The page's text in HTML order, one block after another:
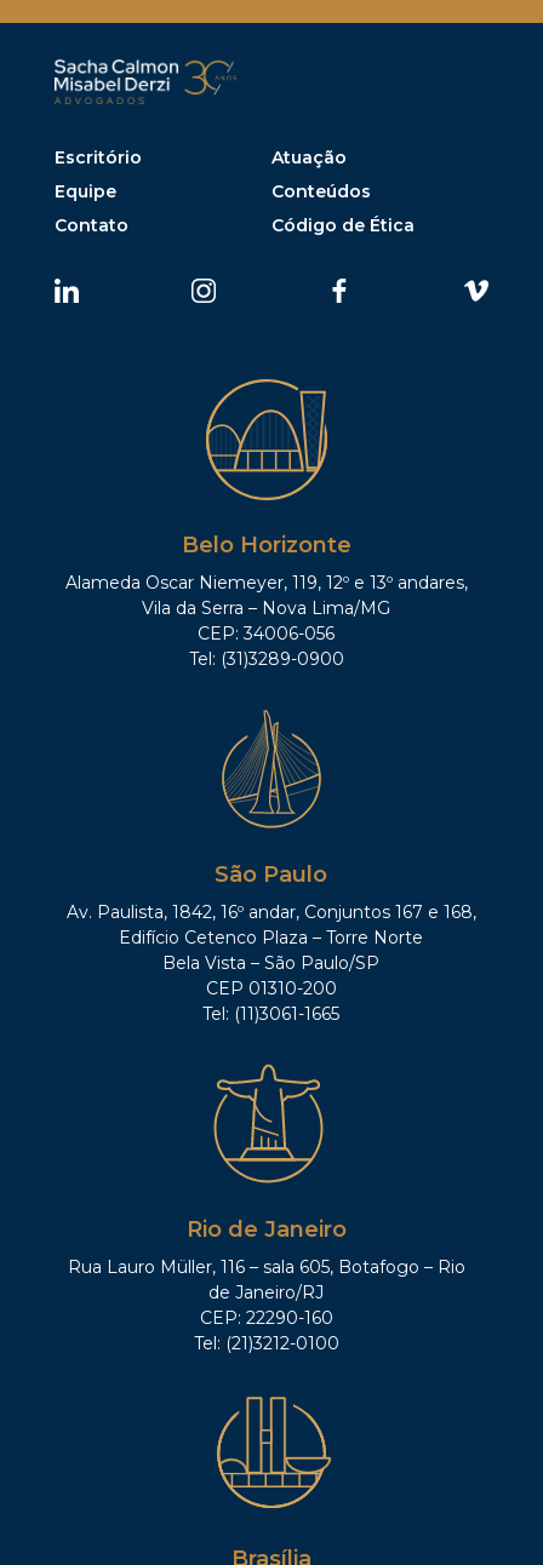
Escritório
Atuação
Equipe
Conteúdos
Contato
Código de Ética
Belo Horizonte
Alameda Oscar Niemeyer, 119, 12º e 13º andares,
Vila da Serra – Nova Lima/MG
CEP: 34006-056
Tel: (31)3289-0900
São Paulo
Av. Paulista, 1842, 16º andar, Conjuntos 167 e 168,
Edifício Cetenco Plaza – Torre Norte
Bela Vista – São Paulo/SP
CEP 01310-200
Tel: (11)3061-1665
Rio de Janeiro
Rua Lauro Müller, 116 – sala 605, Botafogo – Rio
de Janeiro/RJ
CEP: 22290-160
Tel: (21)3212-0100
Brasília